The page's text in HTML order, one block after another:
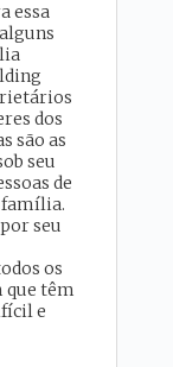
essa
dos
são as
seu
de
família.
seu
os
que têm
e